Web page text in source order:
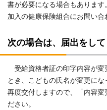
書が必要になる場合もありま
加入の健康保険組合にお問い合
次の場合は、届出をして
受給資格者証の印字内容が変
とき、こどもの氏名が変更に
再度交付しますので、「内容変
ださい。